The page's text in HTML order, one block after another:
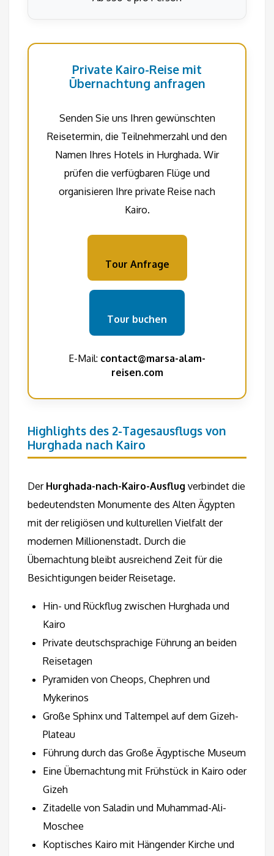
Private Kairo-Reise mit
Übernachtung anfragen
Senden Sie uns Ihren gewünschten
Reisetermin, die Teilnehmerzahl und den
Namen Ihres Hotels in Hurghada. Wir
prüfen die verfügbaren Flüge und
organisieren Ihre private Reise nach
Kairo.
Tour Anfrage
Tour buchen
E-Mail: contact@marsa-alam-
reisen.com
Highlights des 2-Tagesausflugs von
Hurghada nach Kairo
Der Hurghada-nach-Kairo-Ausflug verbindet die
bedeutendsten Monumente des Alten Ägypten
mit der religiösen und kulturellen Vielfalt der
modernen Millionenstadt. Durch die
Übernachtung bleibt ausreichend Zeit für die
Besichtigungen beider Reisetage.
Hin- und Rückflug zwischen Hurghada und
Kairo
Private deutschsprachige Führung an beiden
Reisetagen
Pyramiden von Cheops, Chephren und
Mykerinos
Große Sphinx und Taltempel auf dem Gizeh-
Plateau
Führung durch das Große Ägyptische Museum
Eine Übernachtung mit Frühstück in Kairo oder
Gizeh
Zitadelle von Saladin und Muhammad-Ali-
Moschee
Koptisches Kairo mit Hängender Kirche und